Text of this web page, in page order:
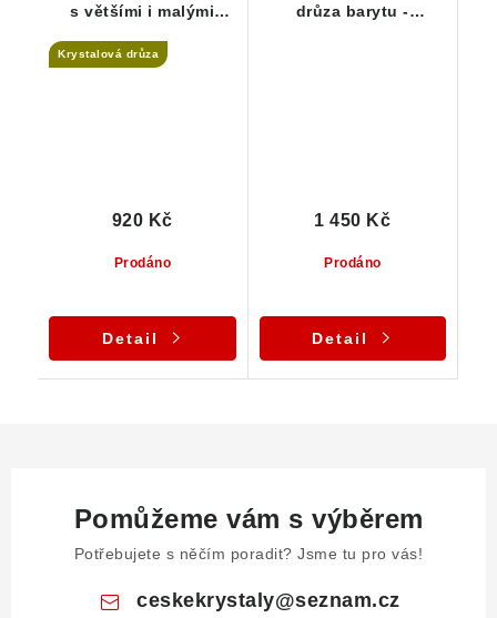
s většími i malými
Krystalová drůza
Prodáno
920 Kč
Detail
drůza barytu -
Prodáno
1 450 Kč
Detail
Pomůžeme vám s výběrem
Potřebujete s něčím poradit? Jsme tu pro vás!
ceskekrystaly@seznam.cz